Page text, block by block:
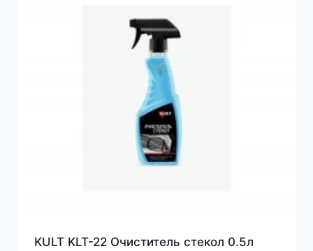
KULT KLT-22 Очиститель стекол 0.5л